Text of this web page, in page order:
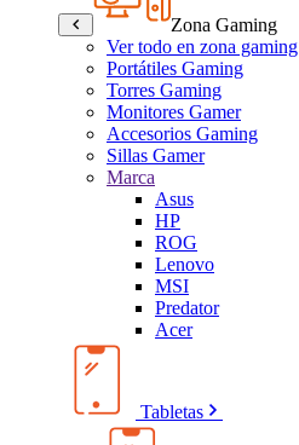
Zona Gaming
Ver todo en zona gaming
Portátiles Gaming
Torres Gaming
Monitores Gamer
Accesorios Gaming
Sillas Gamer
Marca
Asus
HP
ROG
Lenovo
MSI
Predator
Acer
Tabletas